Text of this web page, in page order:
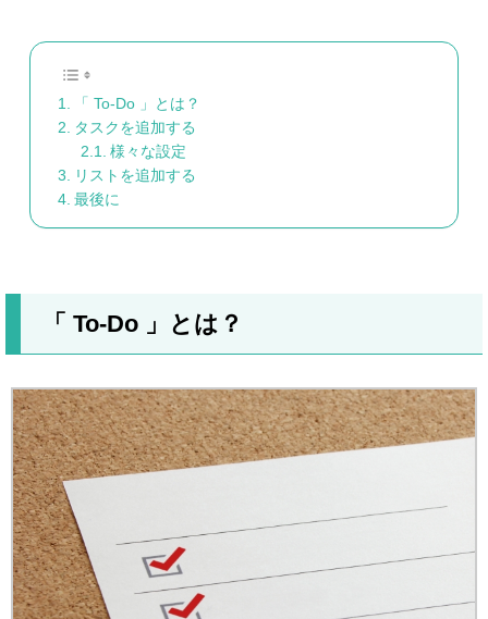
「 To-Do 」とは？
タスクを追加する
様々な設定
リストを追加する
最後に
「 To-Do 」とは？